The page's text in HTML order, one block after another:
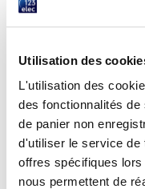
Utilisation des
L'utilisation des
des fonctionnalités
de panier non
d'utiliser le service de
offres spécifiques
nous permettent de
Votre adresse e-mail ne
sont indiqués avec
Commentaire*